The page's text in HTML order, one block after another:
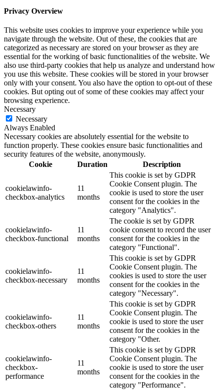
Privacy Overview
This website uses cookies to improve your experience while you
navigate through the website. Out of these, the cookies that are
categorized as necessary are stored on your browser as they are
essential for the working of basic functionalities of the website. We
also use third-party cookies that help us analyze and understand how
you use this website. These cookies will be stored in your browser
only with your consent. You also have the option to opt-out of these
cookies. But opting out of some of these cookies may affect your
browsing experience.
Necessary
Necessary
Always Enabled
Necessary cookies are absolutely essential for the website to
function properly. These cookies ensure basic functionalities and
security features of the website, anonymously.
Cookie
Duration Description
cookielawinfo-
checkbox-analytics
11
months
This cookie is set by GDPR
Cookie Consent plugin. The
cookie is used to store the user
consent for the cookies in the
category "Analytics".
cookielawinfo-
checkbox-functional
11
months
The cookie is set by GDPR
cookie consent to record the user
consent for the cookies in the
category "Functional".
cookielawinfo-
checkbox-necessary
11
months
This cookie is set by GDPR
Cookie Consent plugin. The
cookies is used to store the user
consent for the cookies in the
category "Necessary".
cookielawinfo-
checkbox-others
11
months
This cookie is set by GDPR
Cookie Consent plugin. The
cookie is used to store the user
consent for the cookies in the
category "Other.
cookielawinfo-
checkbox-
performance
11
months
This cookie is set by GDPR
Cookie Consent plugin. The
cookie is used to store the user
consent for the cookies in the
category "Performance".